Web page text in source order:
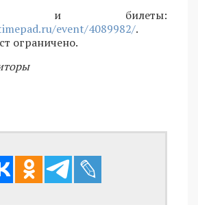
и билеты:
event/4089982/.
ограничено.